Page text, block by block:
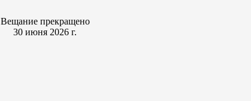
Вещание прекращено
30 июня 2026 г.